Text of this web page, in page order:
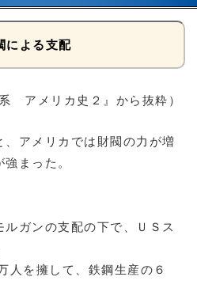
による支配
アメリカ史２』から抜粋）
、アメリカでは財閥の力が増
まった。
ルガンの支配の下で、ＵＳス
人を擁して、鉄鋼生産の６